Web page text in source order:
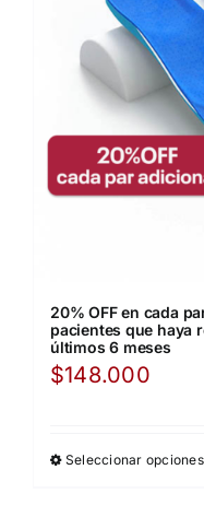
20% OFF en cada
pacientes que haya
últimos 6 meses
$148.000
Seleccionar opciones